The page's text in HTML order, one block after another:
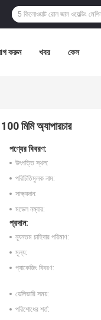
করুন খবর কেস
মিমি অ্যাপারচার
পণ্যের বিবরণ:
উৎপত্তি স্থল:
পরিচিতিমুলক নাম:
সাক্ষ্যদান:
মডেল নম্বার:
প্রদান:
ন্যূনতম চাহিদার পরিমাণ:
মূল্য:
প্যাকেজিং বিবরণ:
ডেলিভারি সময়:
পরিশোধের শর্ত: